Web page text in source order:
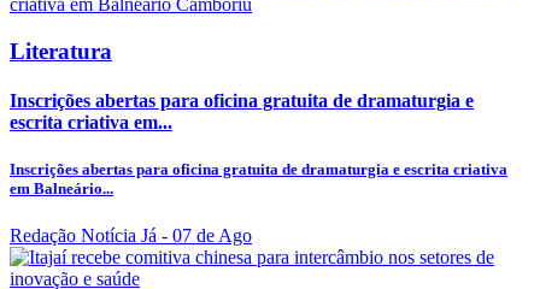
Literatura
Inscrições abertas para oficina gratuita de dramaturgia e
escrita criativa em...
Inscrições abertas para oficina gratuita de dramaturgia e escrita criativa
em Balneário...
Redação Notícia Já - 07 de Ago